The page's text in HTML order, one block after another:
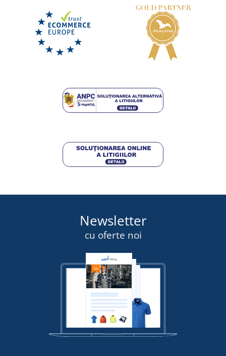
Cremă protectoare pentru mâini INDULONA
13,00 lei
DETALII
Newsletter
cu oferte noi